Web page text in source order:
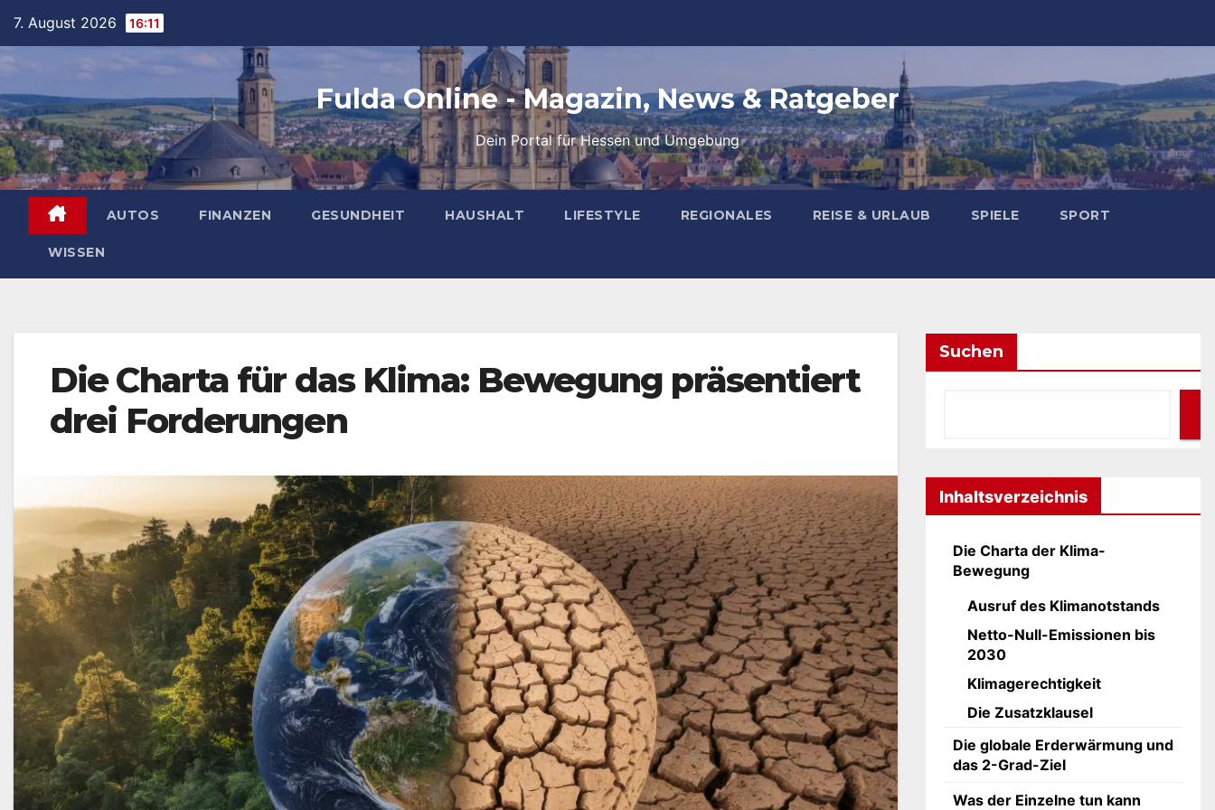
content
7. August 2026 16:11
Fulda Online - Magazin, News & Ratgeber
Dein Portal für Hessen und Umgebung
AUTOS FINANZEN GESUNDHEIT HAUSHALT LIFESTYLE REGIONALES REISE & URLAUB SPIELE SPORT
WISSEN
Die Charta für das Klima: Bewegung präsentiert
drei Forderungen
Suchen
Inhaltsverzeichnis
Die Charta der Klima-
Bewegung
Ausruf des Klimanotstands
Netto-Null-Emissionen bis
2030
Klimagerechtigkeit
Die Zusatzklausel
Die globale Erderwärmung und
das 2-Grad-Ziel
Was der Einzelne tun kann